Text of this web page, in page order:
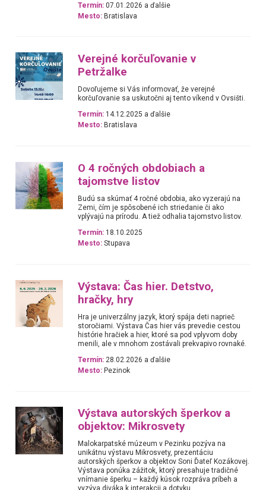
Termín: 07.01.2026 a ďalšie
Mesto: Bratislava
Verejné korčuľovanie v
Petržalke
Dovoľujeme si Vás informovať, že verejné
korčuľovanie sa uskutočni aj tento víkend v Ovsišti.
Termín: 14.12.2025 a ďalšie
Mesto: Bratislava
O 4 ročných obdobiach a
tajomstve listov
Budú sa skúmať 4 ročné obdobia, ako vyzerajú na
Zemi, čím je spôsobené ich striedanie či ako
vplývajú na prírodu. A tiež odhalia tajomstvo listov.
Termín: 18.10.2025
Mesto: Stupava
Výstava: Čas hier. Detstvo,
hračky, hry
Hra je univerzálny jazyk, ktorý spája deti naprieč
storočiami. Výstava Čas hier vás prevedie cestou
histórie hračiek a hier, ktoré sa pod vplyvom doby
menili, ale v mnohom zostávali prekvapivo rovnaké.
Termín: 28.02.2026 a ďalšie
Mesto: Pezinok
Výstava autorských šperkov a
objektov: Mikrosvety
Malokarpatské múzeum v Pezinku pozýva na
unikátnu výstavu Mikrosvety, prezentáciu
autorských šperkov a objektov Soni Ďateľ Kozákovej.
Výstava ponúka zážitok, ktorý presahuje tradičné
vnímanie šperku – každý kúsok rozpráva príbeh a